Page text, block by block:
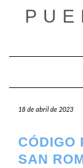
18 de abril de 2023
CÓDIGO
SAN